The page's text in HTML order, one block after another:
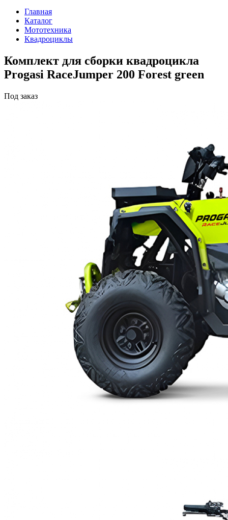
Главная
Каталог
Мототехника
Квадроциклы
Комплект для сборки квадроцикла
Progasi RaceJumper 200 Forest green
Под заказ